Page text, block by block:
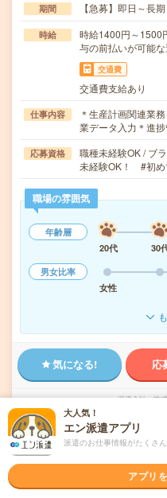
期間 【急募】即日～長
時給
時給1400円～
与の前払いが可能
交通費
交通費支給あり
仕事内容
＊生産計画関連業
業データ入力＊進
応募資格
職種未経験OK / ブ
未経験OK！ #初め
職場の雰囲気
年齢層
20代
30
男女比率
女性
気になる! 応
派遣会社 株
未読 掲載日 2026/08/10
【在宅勤務OK】唐
大人気！
エン派遣アプリ
派遣のお仕事情報がたくさ
アプリ